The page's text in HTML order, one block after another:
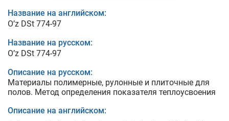
Название на английском:
O’z DSt 774-97
Название на русском:
O’z DSt 774-97
Описание на русском:
Материалы полимерные, рулонные и плиточные для
полов. Метод определения показателя теплоусвоения
Описание на английском: